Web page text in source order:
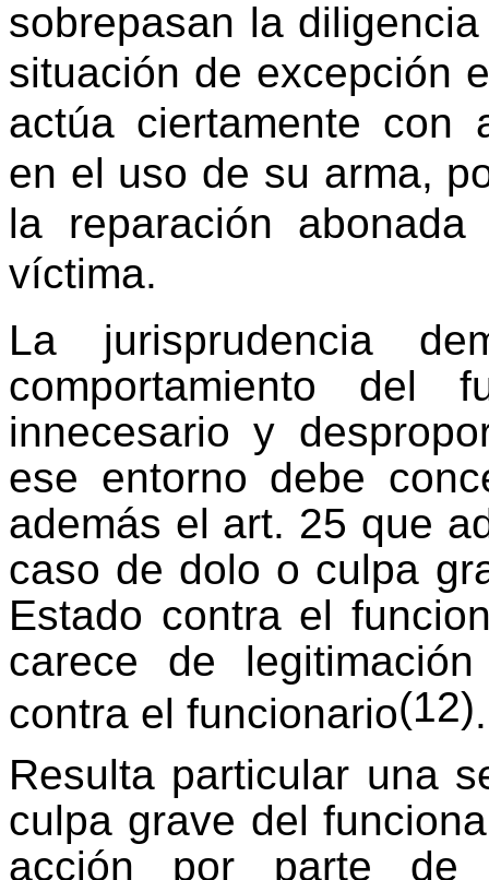
sobrepasan la
situación de excepción
actúa ciertamente con
en el uso de su arma,
la reparación
víctima.
La jurisprudencia
comportamiento del
innecesario y
ese entorno debe
además el art. 25 que
caso de dolo o culpa
Estado contra el
carece de
contra el funcionario(12).
Resulta particular una
culpa grave del
acción por parte de